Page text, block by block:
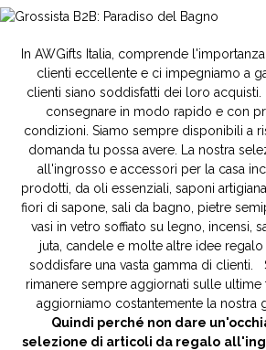
In AWGifts Italia, comprende
clienti eccellente e ci impegniamo a
clienti siano soddisfatti dei loro
consegnare in modo rapido e con
condizioni. Siamo sempre disponibili a
domanda tu possa avere. La nostra
all'ingrosso e accessori per la casa
prodotti, da oli essenziali, saponi
fiori di sapone, sali da bagno, pietre
vasi in vetro soffiato su legno, incensi,
juta, candele e molte altre idee
soddisfare una vasta gamma di clienti.
rimanere sempre aggiornati sulle
aggiorniamo costantemente la nostra
Quindi perché non dare
selezione di articoli da regalo